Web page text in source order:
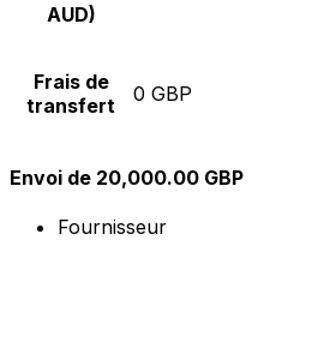
AUD)
Frais de
transfert
0 GBP
Envoi de 20,000.00 GBP
Fournisseur